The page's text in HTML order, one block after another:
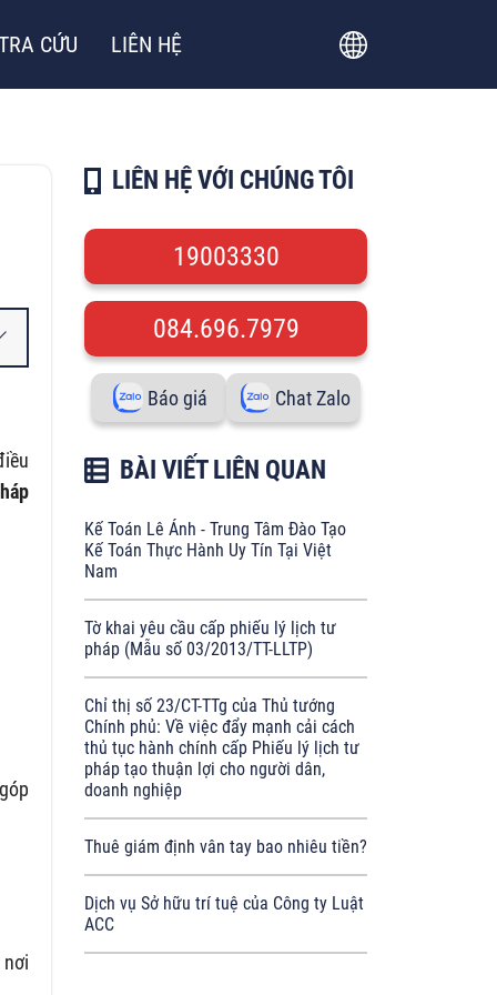
CỨU LIÊN HỆ
nơi
LIÊN HỆ VỚI CHÚNG TÔI
19003330
084.696.7979
Báo giá Chat Zalo
BÀI VIẾT LIÊN QUAN
Kế Toán Lê Ánh - Trung Tâm Đào Tạo
Kế Toán Thực Hành Uy Tín Tại Việt
Nam
Tờ khai yêu cầu cấp phiếu lý lịch tư
pháp (Mẫu số 03/2013/TT-LLTP)
Chỉ thị số 23/CT-TTg của Thủ tướng
Chính phủ: Về việc đẩy mạnh cải cách
thủ tục hành chính cấp Phiếu lý lịch tư
pháp tạo thuận lợi cho người dân,
doanh nghiệp
Thuê giám định vân tay bao nhiêu tiền?
Dịch vụ Sở hữu trí tuệ của Công ty Luật
ACC